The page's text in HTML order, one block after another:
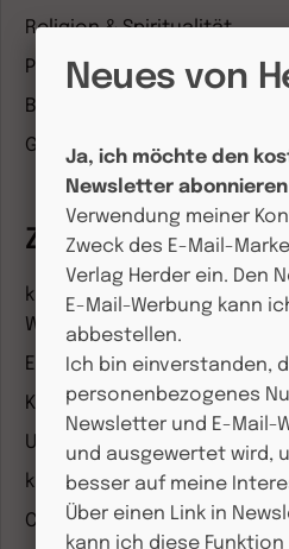
Religion & Spiritualität
Politik & Wirtschaft
Besser leben
Geschichte & Wissen
Zeitschriften
kindergarten heute
Wenn Eltern Rat suchen
Entdeckungskiste
Kleinstkinder in Kita und
Unser Ganztag
kizz Elternwelt
CHRIST IN DER GEGENWART
Neues von
Ja, ich möchte den
Newsletter abonnieren
Verwendung meiner
Zweck des E-Mail-
Verlag Herder ein. Den
E-Mail-Werbung kann
abbestellen.
Ich bin einverstanden,
personenbezogenes
Newsletter und E-Mail-
und ausgewertet wird,
besser auf meine
Über einen Link in
kann ich diese